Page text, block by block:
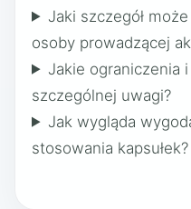
Jaki szczegół
osoby prowadzącej
Jakie ograniczenia
szczególnej uwagi?
Jak wygląda
stosowania kapsułek?